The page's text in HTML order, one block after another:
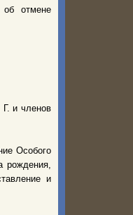
отмене
и членов
Особого
рождения,
и